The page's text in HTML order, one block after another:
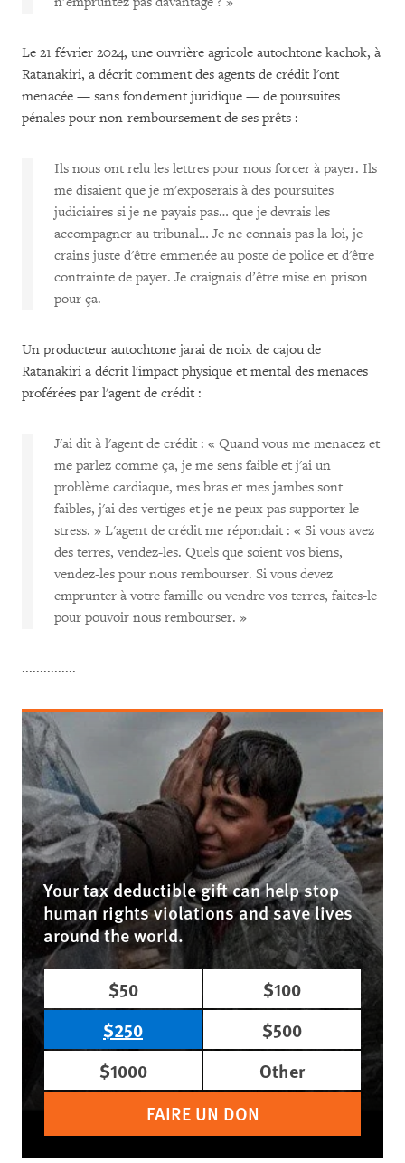
Le 21 février 2024, une ouvrière agricole autochtone kachok, à
Ratanakiri, a décrit comment des agents de crédit l'ont
menacée — sans fondement juridique — de poursuites
pénales pour non-remboursement de ses prêts :
Ils nous ont relu les lettres pour nous forcer à payer. Ils
me disaient que je m'exposerais à des poursuites
judiciaires si je ne payais pas… que je devrais les
accompagner au tribunal… Je ne connais pas la loi, je
crains juste d'être emmenée au poste de police et d'être
contrainte de payer. Je craignais d’être mise en prison
pour ça.
Un producteur autochtone jarai de noix de cajou de
Ratanakiri a décrit l'impact physique et mental des menaces
proférées par l'agent de crédit :
J'ai dit à l'agent de crédit : « Quand vous me menacez et
me parlez comme ça, je me sens faible et j'ai un
problème cardiaque, mes bras et mes jambes sont
faibles, j'ai des vertiges et je ne peux pas supporter le
stress. » L'agent de crédit me répondait : « Si vous avez
des terres, vendez-les. Quels que soient vos biens,
vendez-les pour nous rembourser. Si vous devez
emprunter à votre famille ou vendre vos terres, faites-le
pour pouvoir nous rembourser. »
...............
Your tax deductible gift can help stop
human rights violations and save lives
around the world.
$50
$100
$250
$500
$1000
Other
FAIRE UN DON